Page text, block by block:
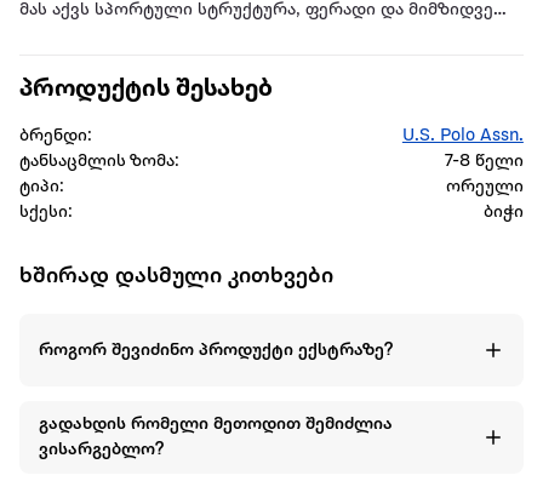
მას აქვს სპორტული სტრუქტურა, ფერადი და მიმზიდველი
თავისი მარტივი და ელეგანტური გარეგნობით იგი არის
გამოყენება შესაძლებელია ცალ-ცალკე და
შესაძლებელია სხვადასხვა კომბინაციების შექმნა.
დამზადებულია თანამედროვე დიზაინით, გამოიყენება
იწვევს ოფლიანობას, არ აღიზიანებს კანს. ქსოვილი არ
ხუნდება და არ იცვლის ფერს.
ეს ორეული ყოველთვის ენდომება ბიჭებს ჰქონდეთ
შემადგენლობა: ზედა: 100% ბამბა ქვედა: 100% ბამბა
პროდუქტის შესახებ
ბრენდი:
U.S. Polo Assn.
ტანსაცმლის ზომა:
7-8 წელი
ტიპი:
ორეული
სქესი:
ბიჭი
ხშირად დასმული კითხვები
როგორ შევიძინო პროდუქტი ექსტრაზე?
გადახდის რომელი მეთოდით შემიძლია
ვისარგებლო?